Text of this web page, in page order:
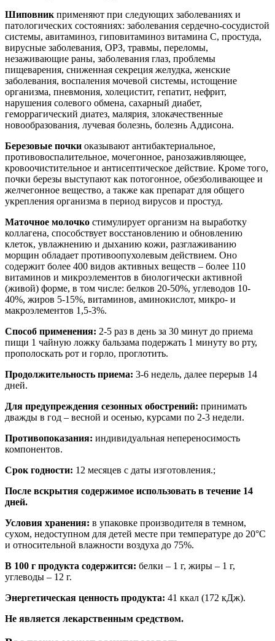
Шиповник применяют при следующих заболеваниях и
патологических состояниях: заболевания сердечно-сосудистой
системы, авитаминоз, гиповитаминоз витамина C, простуда,
вирусные заболевания, ОРЗ, травмы, переломы,
незаживающие раны, заболевания глаз, проблемы
пищеварения, сниженная секреция желудка, женские
заболевания, воспаления мочевой системы, истощение
организма, пневмония, холецистит, гепатит, нефрит,
нарушения солевого обмена, сахарный диабет,
геморрагический диатез, малярия, злокачественные
новообразования, лучевая болезнь, болезнь Аддисона.
Березовые почки оказывают антибактериальное,
противовоспалительное, мочегонное, ранозаживляющее,
кровоочистительное и антисептическое действие. Кроме того,
почки березы выступают как потогонное, обезболивающее и
желчегонное вещество, а также как препарат для общего
укрепления организма в период вирусов и простуд.
Маточное молочко стимулирует организм на выработку
коллагена, способствует восстановлению и обновлению
клеток, увлажнению и дыханию кожи, разглаживанию
морщин обладает противоопухолевым действием. Оно
содержит более 400 видов активных веществ – более 110
витаминов и микроэлементов в биологически активной
(живой) форме, в том числе: белков 20-50%, углеводов 10-
40%, жиров 5-15%, витаминов, аминокислот, микро- и
макроэлементов 1,5-3%.
Способ применения: 2-5 раз в день за 30 минут до приема
пищи 1 чайную ложку бальзама подержать 1 минуту во рту,
прополоскать рот и горло, проглотить.
Продолжительность приема: 3-6 недель, далее перерыв 14
дней.
Для предупреждения сезонных обострений: принимать
дважды в год – весной и осенью, курсами по 2-3 недели.
Противопоказания: индивидуальная непереносимость
компонентов.
Срок годности: 12 месяцев с даты изготовления.;
После вскрытия содержимое использовать в течение 14
дней.
Условия хранения: в упаковке производителя в темном,
сухом, недоступном для детей месте при температуре до 20°С
и относительной влажности воздуха до 75%.
В 100 г продукта содержится: белки – 1 г, жиры – 1 г,
углеводы – 12 г.
Энергетическая ценность продукта: 41 ккал (172 кДж).
Не является лекарственным средством.